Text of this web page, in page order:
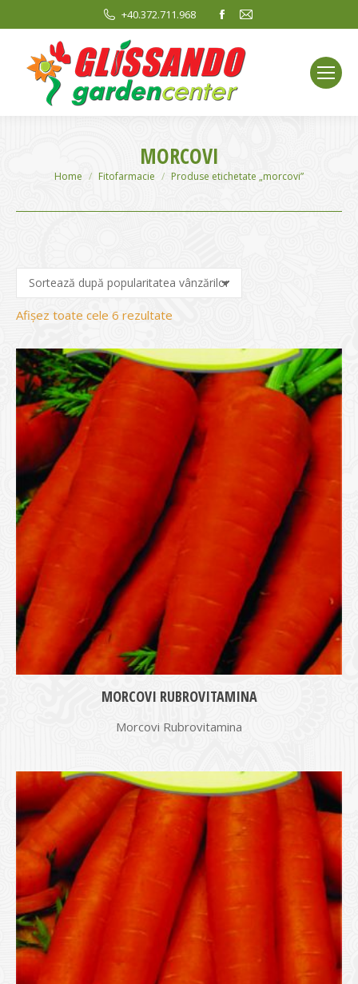
+40.372.711.968
Facebook
opens
in
new
window
Mail
window
MORCOVI
You are here:
Home Fitofarmacie Produse etichetate „morcovi”
Afișez toate cele 6 rezultate
evaluarea
medie
MORCOVI RUBROVITAMINA
Morcovi Rubrovitamina